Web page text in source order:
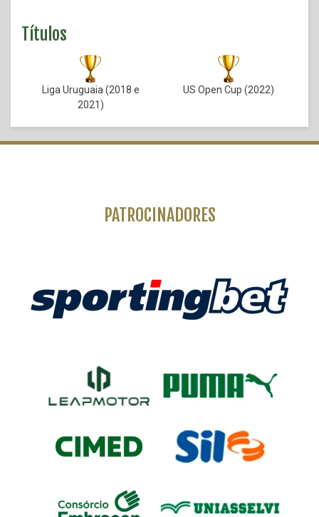
Títulos
Liga Uruguaia (2018 e
2021)
US Open Cup (2022)
PATROCINADORES